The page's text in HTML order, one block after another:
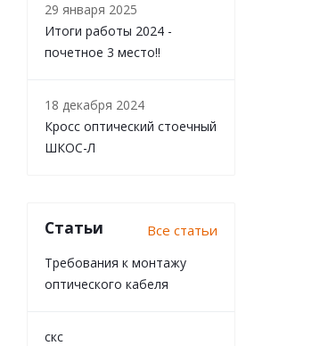
29 января 2025
Итоги работы 2024 -
почетное 3 место!!
18 декабря 2024
Кросс оптический стоечный
ШКОС-Л
Статьи Все статьи
Требования к монтажу
оптического кабеля
скс